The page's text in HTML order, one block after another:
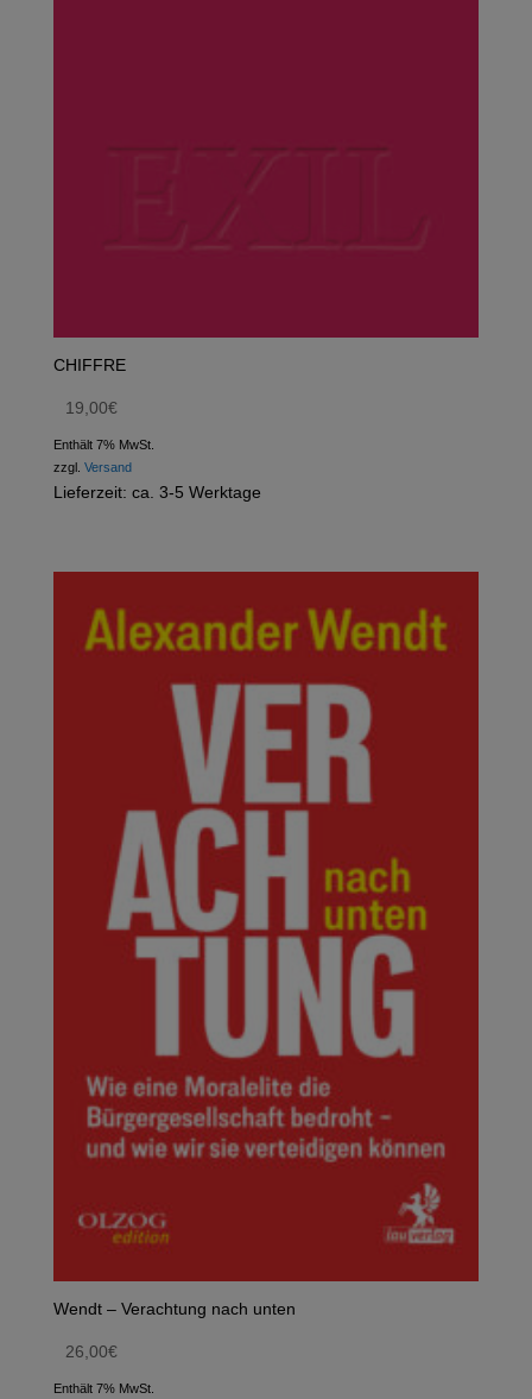
CHIFFRE
19,00€
Enthält 7% MwSt.
zzgl. Versand
Lieferzeit: ca. 3-5 Werktage
Wendt – Verachtung nach unten
26,00€
Enthält 7% MwSt.